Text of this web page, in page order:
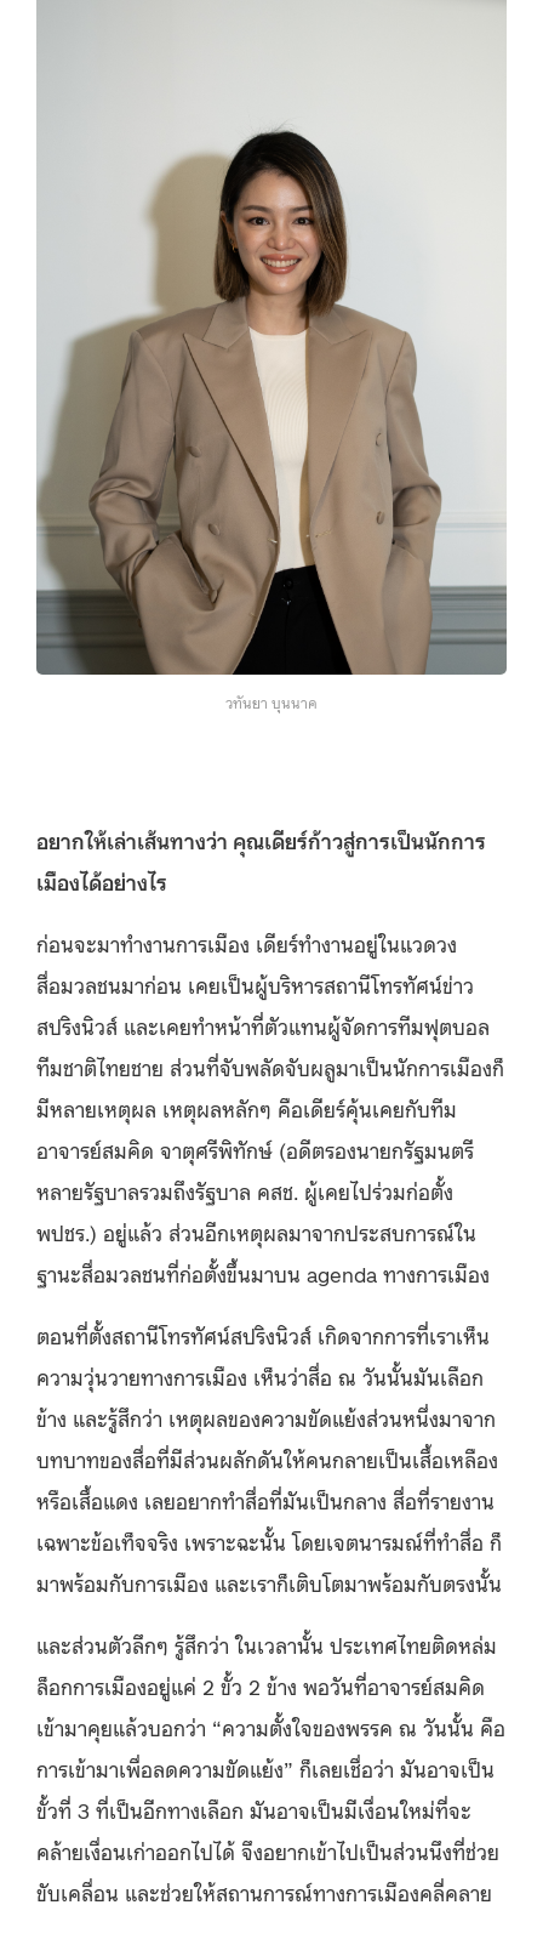
วทันยา บุนนาค
อยากให้เล่าเส้นทางว่า คุณเดียร์ก้าวสู่การเป็นนักการ
เมืองได้อย่างไร
ก่อนจะมาทำงานการเมือง เดียร์ทำงานอยู่ในแวดวง
สื่อมวลชนมาก่อน เคยเป็นผู้บริหารสถานีโทรทัศน์ข่าว
สปริงนิวส์ และเคยทำหน้าที่ตัวแทนผู้จัดการทีมฟุตบอล
ทีมชาติไทยชาย ส่วนที่จับพลัดจับผลูมาเป็นนักการเมืองก็
มีหลายเหตุผล เหตุผลหลักๆ คือเดียร์คุ้นเคยกับทีม
อาจารย์สมคิด จาตุศรีพิทักษ์ (อดีตรองนายกรัฐมนตรี
หลายรัฐบาลรวมถึงรัฐบาล คสช. ผู้เคยไปร่วมก่อตั้ง
พปชร.) อยู่แล้ว ส่วนอีกเหตุผลมาจากประสบการณ์ใน
ฐานะสื่อมวลชนที่ก่อตั้งขึ้นมาบน agenda ทางการเมือง
ตอนที่ตั้งสถานีโทรทัศน์สปริงนิวส์ เกิดจากการที่เราเห็น
ความวุ่นวายทางการเมือง เห็นว่าสื่อ ณ วันนั้นมันเลือก
ข้าง และรู้สึกว่า เหตุผลของความขัดแย้งส่วนหนึ่งมาจาก
บทบาทของสื่อที่มีส่วนผลักดันให้คนกลายเป็นเสื้อเหลือง
หรือเสื้อแดง เลยอยากทำสื่อที่มันเป็นกลาง สื่อที่รายงาน
เฉพาะข้อเท็จจริง เพราะฉะนั้น โดยเจตนารมณ์ที่ทำสื่อ ก็
มาพร้อมกับการเมือง และเราก็เติบโตมาพร้อมกับตรงนั้น
และส่วนตัวลึกๆ รู้สึกว่า ในเวลานั้น ประเทศไทยติดหล่ม
ล็อกการเมืองอยู่แค่ 2 ขั้ว 2 ข้าง พอวันที่อาจารย์สมคิด
เข้ามาคุยแล้วบอกว่า “ความตั้งใจของพรรค ณ วันนั้น คือ
การเข้ามาเพื่อลดความขัดแย้ง” ก็เลยเชื่อว่า มันอาจเป็น
ขั้วที่ 3 ที่เป็นอีกทางเลือก มันอาจเป็นมีเงื่อนใหม่ที่จะ
คล้ายเงื่อนเก่าออกไปได้ จึงอยากเข้าไปเป็นส่วนนึงที่ช่วย
ขับเคลื่อน และช่วยให้สถานการณ์ทางการเมืองคลี่คลาย